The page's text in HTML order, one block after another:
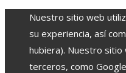
Nuestro sitio web
su experiencia, así
hubiera). Nuestro sitio
terceros, como